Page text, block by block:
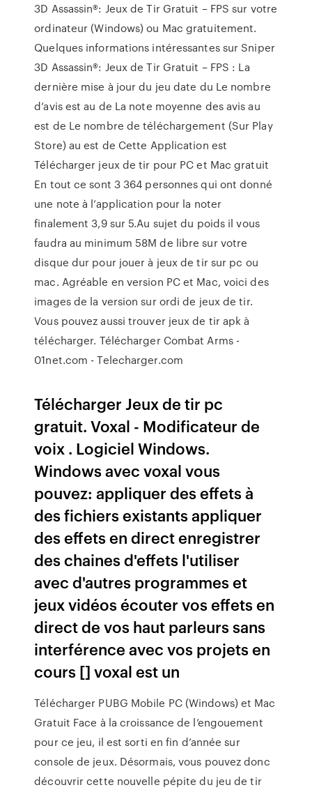
3D Assassin®: Jeux de Tir Gratuit – FPS sur votre
ordinateur (Windows) ou Mac gratuitement.
Quelques informations intéressantes sur Sniper
3D Assassin®: Jeux de Tir Gratuit – FPS : La
dernière mise à jour du jeu date du Le nombre
d’avis est au de La note moyenne des avis au
est de Le nombre de téléchargement (Sur Play
Store) au est de Cette Application est
Télécharger jeux de tir pour PC et Mac gratuit
En tout ce sont 3 364 personnes qui ont donné
une note à l’application pour la noter
finalement 3,9 sur 5.Au sujet du poids il vous
faudra au minimum 58M de libre sur votre
disque dur pour jouer à jeux de tir sur pc ou
mac. Agréable en version PC et Mac, voici des
images de la version sur ordi de jeux de tir.
Vous pouvez aussi trouver jeux de tir apk à
télécharger. Télécharger Combat Arms -
01net.com - Telecharger.com
Télécharger Jeux de tir pc
gratuit. Voxal - Modificateur de
voix . Logiciel Windows.
Windows avec voxal vous
pouvez: appliquer des effets à
des fichiers existants appliquer
des effets en direct enregistrer
des chaines d'effets l'utiliser
avec d'autres programmes et
jeux vidéos écouter vos effets en
direct de vos haut parleurs sans
interférence avec vos projets en
cours [] voxal est un
Télécharger PUBG Mobile PC (Windows) et Mac
Gratuit Face à la croissance de l’engouement
pour ce jeu, il est sorti en fin d’année sur
console de jeux. Désormais, vous pouvez donc
découvrir cette nouvelle pépite du jeu de tir